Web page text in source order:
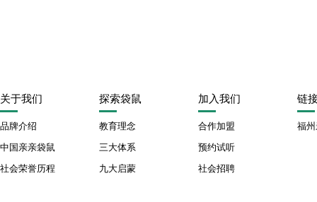
关于我们
品牌介绍
中国亲亲袋鼠
社会荣誉历程
探索袋鼠
教育理念
三大体系
九大启蒙
加入我们
合作加盟
预约试听
社会招聘
链
福